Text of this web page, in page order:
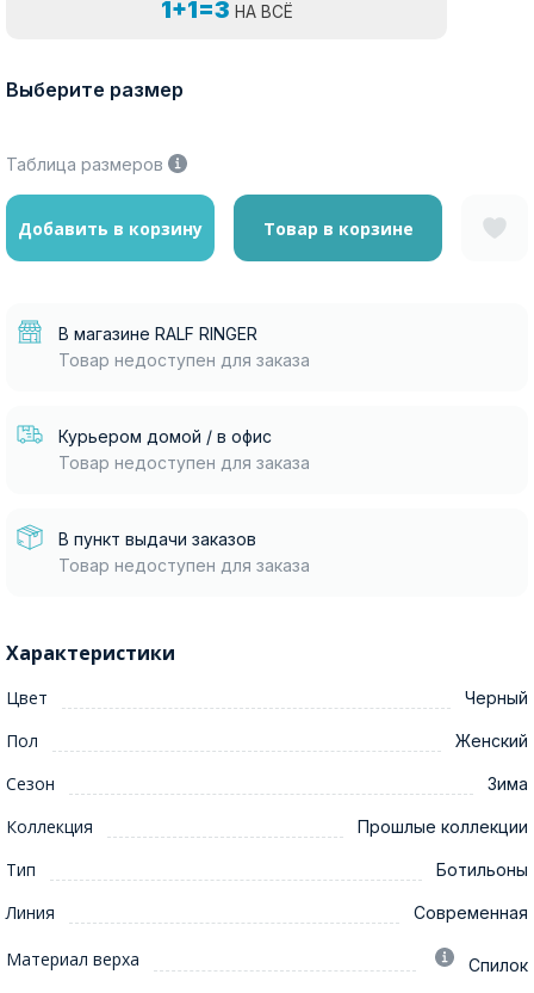
1+1=3 НА ВСЁ
Выберите размер
Таблица размеров
Добавить в корзину Товар в корзине
В магазине RALF RINGER
Товар недоступен для заказа
Курьером домой / в офис
Товар недоступен для заказа
В пункт выдачи заказов
Товар недоступен для заказа
Характеристики
Цвет Черный
Пол Женский
Сезон Зима
Коллекция Прошлые коллекции
Тип Ботильоны
Линия Современная
Материал верха Спилок